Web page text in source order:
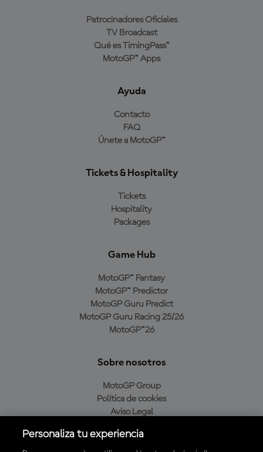
Patrocinadores Oficiales
TV Broadcast
Qué es TimingPass™
MotoGP™ Apps
Ayuda
Contacto
FAQ
Únete a MotoGP™
Tickets & Hospitality
Tickets
Hospitality
Packages
Game Hub
MotoGP™ Fantasy
MotoGP™ Predictor
MotoGP Guru Predict
MotoGP Guru Racing 25/26
MotoGP™26
Sobre nosotros
MotoGP Group
Política de cookies
Aviso Legal
Política de compra
Personaliza tu experiencia